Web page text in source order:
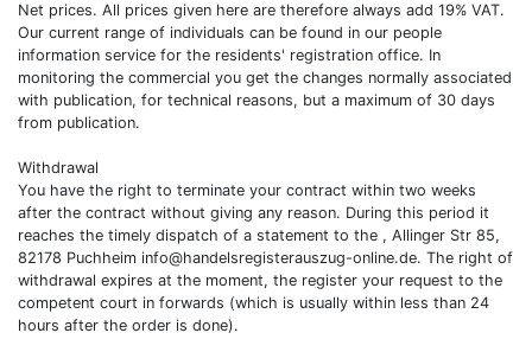
Net prices. All prices given here are therefore always add 19% VAT.
Our current range of individuals can be found in our people
information service for the residents' registration office. In
monitoring the commercial you get the changes normally associated
with publication, for technical reasons, but a maximum of 30 days
from publication.
Withdrawal
You have the right to terminate your contract within two weeks
after the contract without giving any reason. During this period it
reaches the timely dispatch of a statement to the , Allinger Str 85,
82178 Puchheim info@handelsregisterauszug-online.de. The right of
withdrawal expires at the moment, the register your request to the
competent court in forwards (which is usually within less than 24
hours after the order is done).